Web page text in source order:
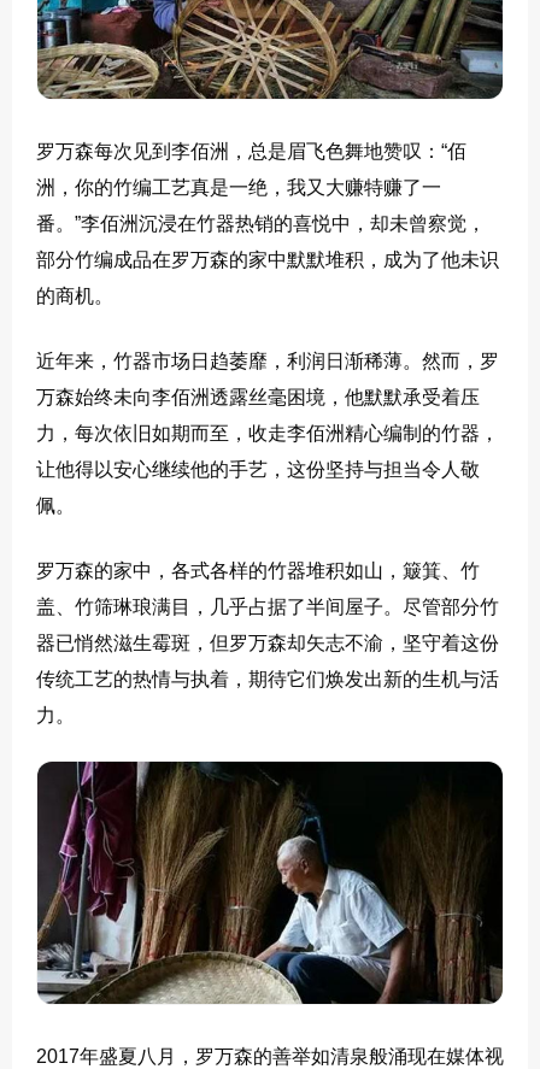
罗万森每次见到李佰洲，总是眉飞色舞地赞叹：“佰
洲，你的竹编工艺真是一绝，我又大赚特赚了一
番。”李佰洲沉浸在竹器热销的喜悦中，却未曾察觉，
部分竹编成品在罗万森的家中默默堆积，成为了他未识
的商机。
近年来，竹器市场日趋萎靡，利润日渐稀薄。然而，罗
万森始终未向李佰洲透露丝毫困境，他默默承受着压
力，每次依旧如期而至，收走李佰洲精心编制的竹器，
让他得以安心继续他的手艺，这份坚持与担当令人敬
佩。
罗万森的家中，各式各样的竹器堆积如山，簸箕、竹
盖、竹筛琳琅满目，几乎占据了半间屋子。尽管部分竹
器已悄然滋生霉斑，但罗万森却矢志不渝，坚守着这份
传统工艺的热情与执着，期待它们焕发出新的生机与活
力。
2017年盛夏八月，罗万森的善举如清泉般涌现在媒体视